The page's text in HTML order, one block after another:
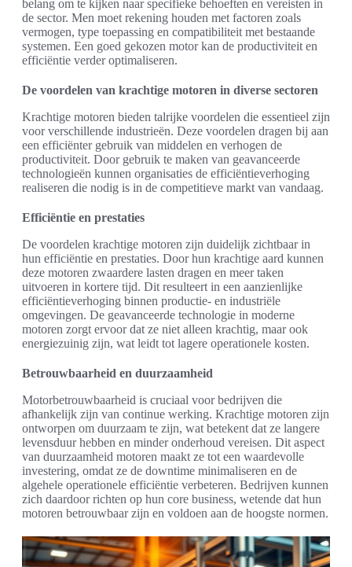
belang om te kijken naar specifieke behoeften en vereisten in
de sector. Men moet rekening houden met factoren zoals
vermogen, type toepassing en compatibiliteit met bestaande
systemen. Een goed gekozen motor kan de productiviteit en
efficiëntie verder optimaliseren.
De voordelen van krachtige motoren in diverse sectoren
Krachtige motoren bieden talrijke voordelen die essentieel zijn
voor verschillende industrieën. Deze voordelen dragen bij aan
een efficiënter gebruik van middelen en verhogen de
productiviteit. Door gebruik te maken van geavanceerde
technologieën kunnen organisaties de efficiëntieverhoging
realiseren die nodig is in de competitieve markt van vandaag.
Efficiëntie en prestaties
De voordelen krachtige motoren zijn duidelijk zichtbaar in
hun efficiëntie en prestaties. Door hun krachtige aard kunnen
deze motoren zwaardere lasten dragen en meer taken
uitvoeren in kortere tijd. Dit resulteert in een aanzienlijke
efficiëntieverhoging binnen productie- en industriële
omgevingen. De geavanceerde technologie in moderne
motoren zorgt ervoor dat ze niet alleen krachtig, maar ook
energiezuinig zijn, wat leidt tot lagere operationele kosten.
Betrouwbaarheid en duurzaamheid
Motorbetrouwbaarheid is cruciaal voor bedrijven die
afhankelijk zijn van continue werking. Krachtige motoren zijn
ontworpen om duurzaam te zijn, wat betekent dat ze langere
levensduur hebben en minder onderhoud vereisen. Dit aspect
van duurzaamheid motoren maakt ze tot een waardevolle
investering, omdat ze de downtime minimaliseren en de
algehele operationele efficiëntie verbeteren. Bedrijven kunnen
zich daardoor richten op hun core business, wetende dat hun
motoren betrouwbaar zijn en voldoen aan de hoogste normen.